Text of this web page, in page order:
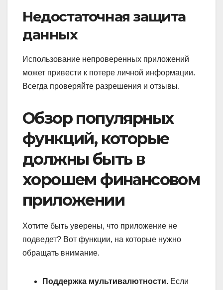
Недостаточная защита
данных
Использование непроверенных приложений
может привести к потере личной информации.
Всегда проверяйте разрешения и отзывы.
Обзор популярных
функций, которые
должны быть в
хорошем финансовом
приложении
Хотите быть уверены, что приложение не
подведет? Вот функции, на которые нужно
обращать внимание.
Поддержка мультивалютности. Если